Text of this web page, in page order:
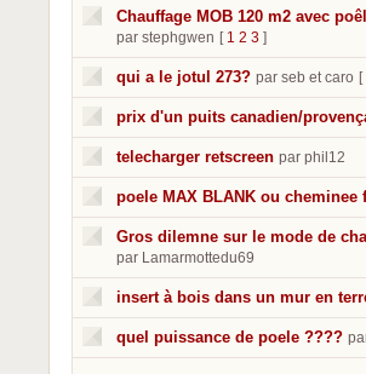
Chauffage MOB 120 m2 avec
par stephgwen [ 1 2 3 ]
qui a le jotul 273? par seb et caro [
prix d'un puits canadien/
telecharger retscreen par phil12
poele MAX BLANK ou cheminee
Gros dilemne sur le mode de
par Lamarmottedu69
insert à bois dans un mur en
quel puissance de poele ????